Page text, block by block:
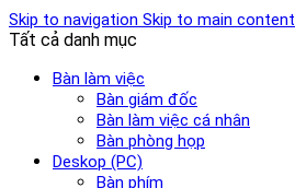
Skip to navigation Skip to main content
Tất cả danh mục
Bàn làm việc
Bàn giám đốc
Bàn làm việc cá nhân
Bàn phòng họp
Deskop (PC)
Bàn phím